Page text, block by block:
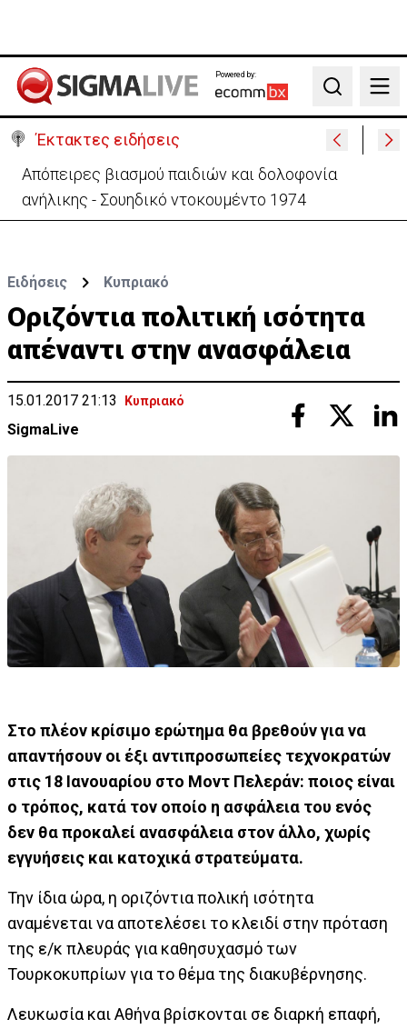
Powered by:
Search
Έκτακτες ειδήσεις
Μεγάλο πακέτο όπλων από Τουρκία προς Ουκρανία
-Κίνηση με μήνυμα προς Μόσχα;
Ειδήσεις Κυπριακό
Οριζόντια πολιτική ισότητα
απέναντι στην ανασφάλεια
15.01.2017 21:13 Κυπριακό
SigmaLive
Στο πλέον κρίσιμο ερώτημα θα βρεθούν για να
απαντήσουν οι έξι αντιπροσωπείες τεχνοκρατών
στις 18 Ιανουαρίου στο Μοντ Πελεράν: ποιος είναι
ο τρόπος, κατά τον οποίο η ασφάλεια του ενός
δεν θα προκαλεί ανασφάλεια στον άλλο, χωρίς
εγγυήσεις και κατοχικά στρατεύματα.
Την ίδια ώρα, η οριζόντια πολική ισότητα
αναμένεται να αποτελέσει το κλειδί στην πρόταση
της ε/κ πλευράς για καθησυχασμό των
Τουρκοκυπρίων για το θέμα της διακυβέρνησης.
Λευκωσία και Αθήνα βρίσκονται σε διαρκή επαφή,